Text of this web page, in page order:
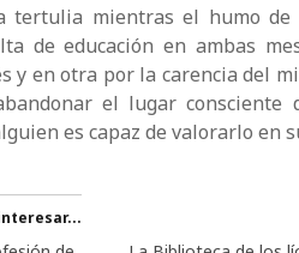
tertulia mientras el humo
de educación en ambas
y en otra por la carencia del
el lugar
es capaz de valorarlo en